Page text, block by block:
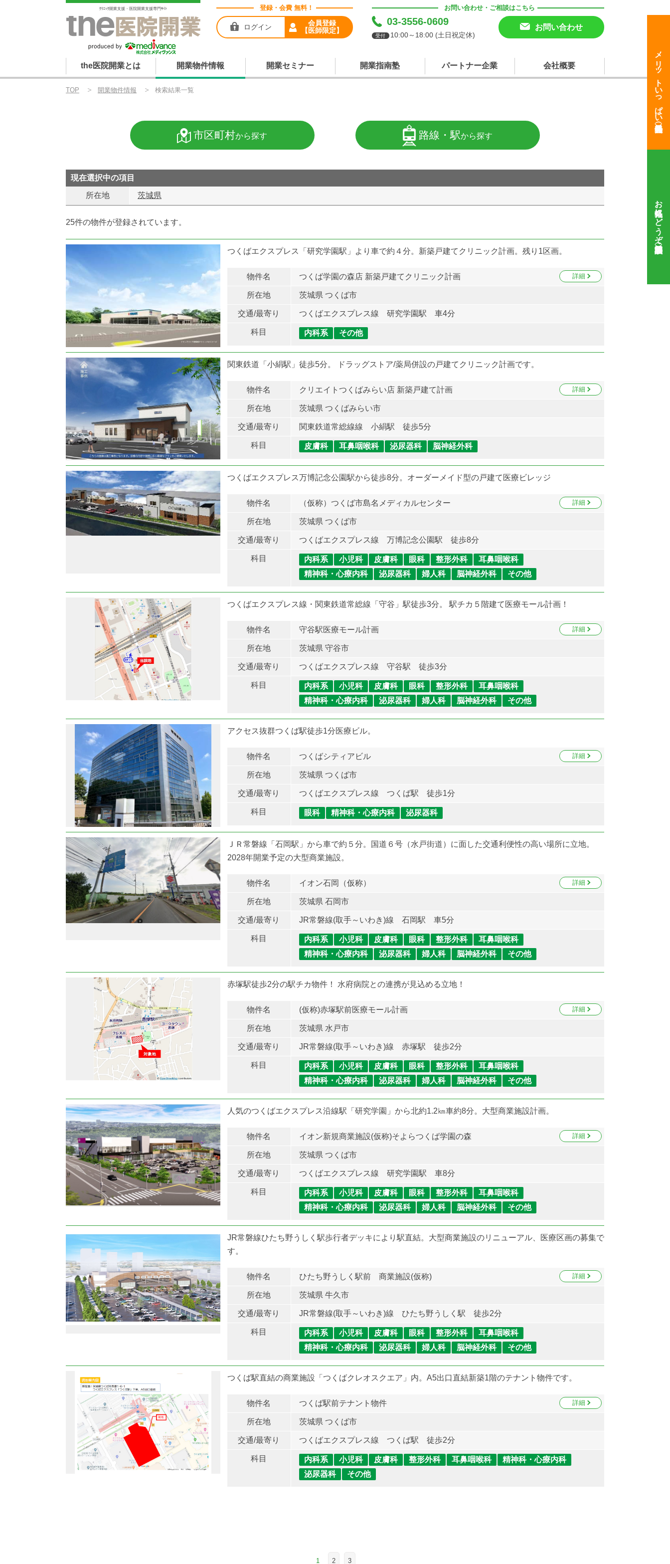
ｸﾘﾆｯｸ開業支援・医院開業支援専門ｻｲﾄ 登録・会費 無料！
ログイン
会員登録
【医師限定】
お問い合わせ・ご相談はこちら
03-3556-0609
受付 10:00～18:00 (土日祝定休)
お問い合わせ
the医院開業とは 開業物件情報 開業セミナー 開業指南塾 パートナー企業 会社概要
TOP 開業物件情報 検索結果一覧
市区町村から探す 路線・駅から探す
現在選択中の項目
所在地 茨城県
25件の物件が登録されています。
つくばエクスプレス「研究学園駅」より車で約４分。新築戸建てクリニック計画。残り1区画。
物件名 つくば学園の森店 新築戸建てクリニック計画 詳細
所在地 茨城県 つくば市
交通/最寄り つくばエクスプレス線 研究学園駅 車4分
科目 内科系 その他
関東鉄道「小絹駅」徒歩5分。 ドラッグストア/薬局併設の戸建てクリニック計画です。
物件名 クリエイトつくばみらい店 新築戸建て計画 詳細
所在地 茨城県 つくばみらい市
交通/最寄り 関東鉄道常総線線 小絹駅 徒歩5分
科目 皮膚科 耳鼻咽喉科 泌尿器科 脳神経外科
つくばエクスプレス万博記念公園駅から徒歩8分。オーダーメイド型の戸建て医療ビレッジ
物件名 （仮称）つくば市島名メディカルセンター 詳細
所在地 茨城県 つくば市
交通/最寄り つくばエクスプレス線 万博記念公園駅 徒歩8分
科目 内科系 小児科 皮膚科 眼科 整形外科
耳鼻咽喉科
精神科・心療内科
泌尿器科 婦人科 脳神経外科 その他
つくばエクスプレス線・関東鉄道常総線「守谷」駅徒歩3分。 駅チカ５階建て医療モール計画！
物件名 守谷駅医療モール計画 詳細
所在地 茨城県 守谷市
交通/最寄り つくばエクスプレス線 守谷駅 徒歩3分
科目 内科系 小児科 皮膚科 眼科 整形外科
耳鼻咽喉科
精神科・心療内科
泌尿器科 婦人科 脳神経外科 その他
アクセス抜群つくば駅徒歩1分医療ビル。
物件名 つくばシティアビル 詳細
所在地 茨城県 つくば市
交通/最寄り つくばエクスプレス線 つくば駅 徒歩1分
科目 眼科 精神科・心療内科 泌尿器科
ＪＲ常磐線「石岡駅」から車で約５分。国道６号（水戸街道）に面した交通利便性の高い場所に立地。
2028年開業予定の大型商業施設。
物件名 イオン石岡（仮称） 詳細
所在地 茨城県 石岡市
交通/最寄り JR常磐線(取手～いわき)線 石岡駅 車5分
科目 内科系 小児科 皮膚科 眼科 整形外科
耳鼻咽喉科
精神科・心療内科
泌尿器科 婦人科 脳神経外科 その他
赤塚駅徒歩2分の駅チカ物件！ 水府病院との連携が見込める立地！
物件名 (仮称)赤塚駅前医療モール計画 詳細
所在地 茨城県 水戸市
交通/最寄り JR常磐線(取手～いわき)線 赤塚駅 徒歩2分
科目 内科系 小児科 皮膚科 眼科 整形外科
耳鼻咽喉科
精神科・心療内科
泌尿器科 婦人科 脳神経外科 その他
人気のつくばエクスプレス沿線駅「研究学園」から北約1.2㎞車約8分。大型商業施設計画。
物件名 イオン新規商業施設(仮称)そよらつくば学園の森 詳細
所在地 茨城県 つくば市
交通/最寄り つくばエクスプレス線 研究学園駅 車8分
科目 内科系 小児科 皮膚科 眼科 整形外科
耳鼻咽喉科
精神科・心療内科
泌尿器科 婦人科 脳神経外科 その他
JR常磐線ひたち野うしく駅歩行者デッキにより駅直結。大型商業施設のリニューアル、医療区画の募集で
す。
物件名 ひたち野うしく駅前 商業施設(仮称) 詳細
所在地 茨城県 牛久市
交通/最寄り JR常磐線(取手～いわき)線 ひたち野うしく駅 徒歩2分
科目 内科系 小児科 皮膚科 眼科 整形外科
耳鼻咽喉科
精神科・心療内科
泌尿器科 婦人科 脳神経外科 その他
つくば駅直結の商業施設「つくばクレオスクエア」内。A5出口直結新築1階のテナント物件です。
物件名 つくば駅前テナント物件 詳細
所在地 茨城県 つくば市
交通/最寄り つくばエクスプレス線 つくば駅 徒歩2分
科目 内科系 小児科 皮膚科 整形外科 耳鼻咽喉科
精神科・心療内科
泌尿器科
その他
1 2 3
メリットいっぱい
お気軽にどうぞ